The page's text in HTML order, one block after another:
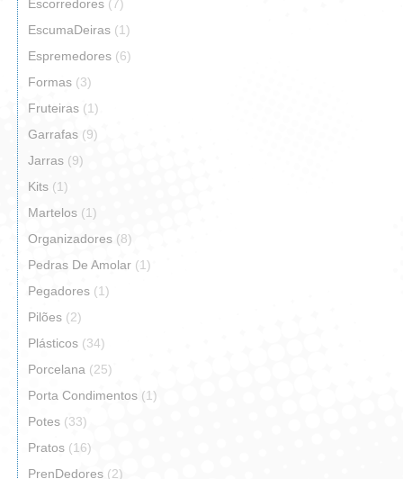
Escorredores (7)
EscumaDeiras (1)
Espremedores (6)
Formas (3)
Fruteiras (1)
Garrafas (9)
Jarras (9)
Kits (1)
Martelos (1)
Organizadores (8)
Pedras De Amolar (1)
Pegadores (1)
Pilões (2)
Plásticos (34)
Porcelana (25)
Porta Condimentos (1)
Potes (33)
Pratos (16)
PrenDedores (2)